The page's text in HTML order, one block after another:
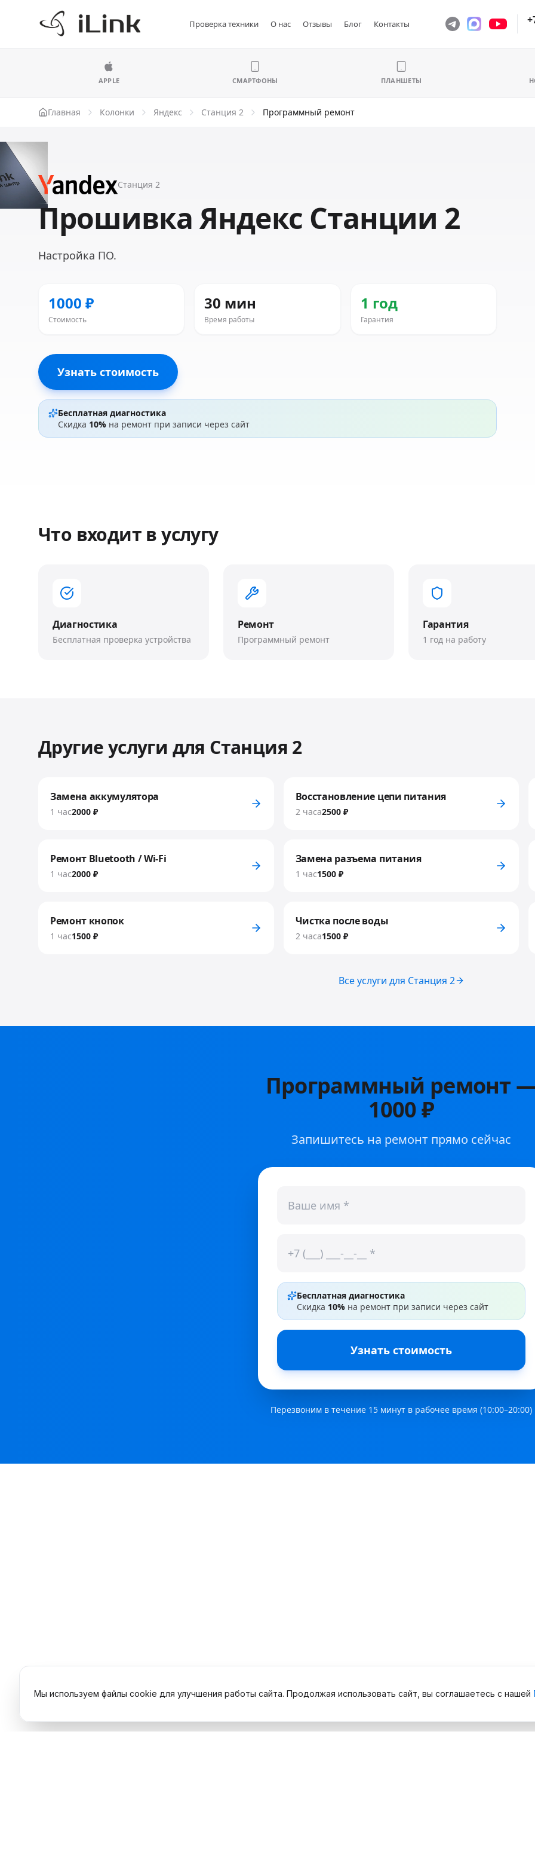
Проверка техники О нас Отзывы Блог Контакты
APPLE СМАРТФОНЫ ПЛАНШЕТЫ
Главная Колонки Яндекс Станция 2 Программный ремонт
Станция 2
Прошивка Яндекс Станции 2
Настройка ПО.
1000 ₽
Стоимость
30 мин
Время работы
1 год
Гарантия
Узнать стоимость
Бесплатная диагностика
Скидка 10% на ремонт при записи через сайт
Что входит в услугу
Диагностика
Бесплатная проверка устройства
Ремонт
Программный ремонт
Гарантия
1 год на работу
Другие услуги для Станция 2
Замена аккумулятора
1 час2000 ₽
Восстановление цепи питания
2 часа2500 ₽
Ремонт Bluetooth / Wi-Fi
1 час2000 ₽
Замена разъема питания
1 час1500 ₽
Ремонт кнопок
1 час1500 ₽
Чистка после воды
2 часа1500 ₽
Все услуги для Станция 2
Программный ремонт
1000 ₽
Запишитесь на ремонт прямо сейчас
Бесплатная диагностика
Скидка 10% на ремонт при записи через сайт
Узнать стоимость
Перезвоним в течение 15 минут в рабочее время (10:00–20:00)
Мы используем файлы cookie для улучшения работы сайта. Продолжая использовать сайт, вы соглашаетесь с нашей